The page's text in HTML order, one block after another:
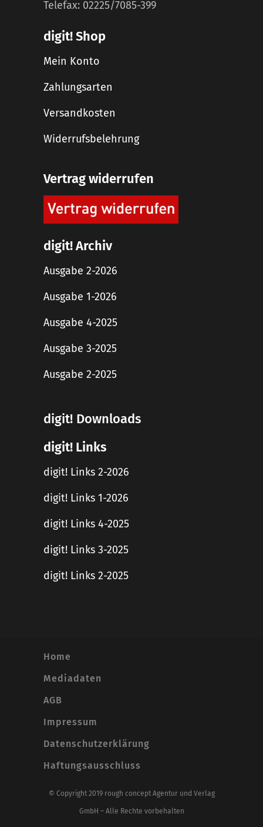
Telefax: 02225/7085-399
digit! Shop
Mein Konto
Zahlungsarten
Versandkosten
Widerrufsbelehrung
Vertrag widerrufen
digit! Archiv
Ausgabe 2-2026
Ausgabe 1-2026
Ausgabe 4-2025
Ausgabe 3-2025
Ausgabe 2-2025
digit! Downloads
digit! Links
digit! Links 2-2026
digit! Links 1-2026
digit! Links 4-2025
digit! Links 3-2025
digit! Links 2-2025
Home
Mediadaten
AGB
Impressum
Datenschutzerklärung
Haftungsausschluss
© Copyright 2019 rough concept Agentur und Verlag
GmbH – Alle Rechte vorbehalten